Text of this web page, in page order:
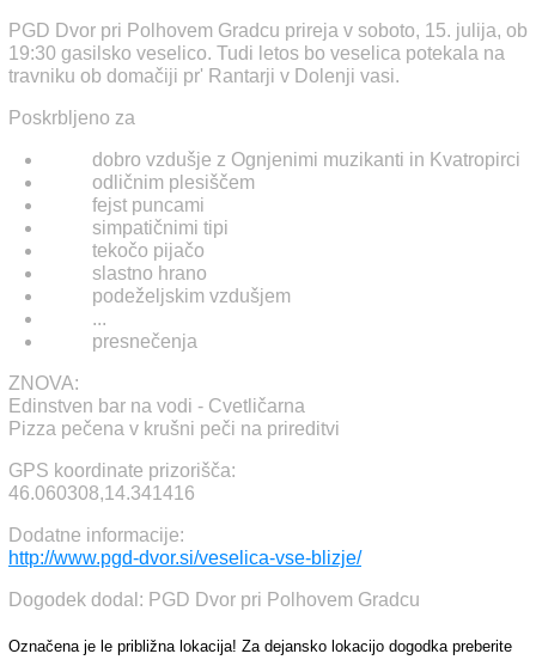
PGD Dvor pri Polhovem Gradcu prireja v soboto, 15. julija, ob
19:30 gasilsko veselico. Tudi letos bo veselica potekala na
travniku ob domačiji pr' Rantarji v Dolenji vasi.
Poskrbljeno za
dobro vzdušje z Ognjenimi muzikanti in Kvatropirci
odličnim plesiščem
fejst puncami
simpatičnimi tipi
tekočo pijačo
slastno hrano
podeželjskim vzdušjem
...
presnečenja
ZNOVA:
Edinstven bar na vodi - Cvetličarna
Pizza pečena v krušni peči na prireditvi
GPS koordinate prizorišča:
46.060308,14.341416
Dodatne informacije:
http://www.pgd-dvor.si/veselica-vse-blizje/
Dogodek dodal: PGD Dvor pri Polhovem Gradcu
Označena je le približna lokacija! Za dejansko lokacijo dogodka preberite